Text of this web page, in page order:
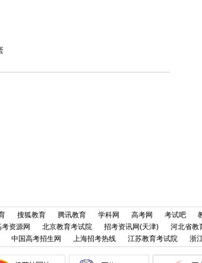
搜狐教育 腾讯教育 学科网 高考网 考试吧
考资源网 北京教育考试院 招考资讯网(天津) 河北省教
中国高考招生网 上海招考热线 江苏教育考试院 浙